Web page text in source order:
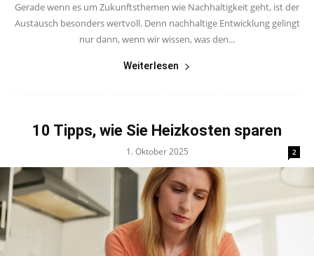
Gerade wenn es um Zukunftsthemen wie Nachhaltigkeit geht, ist der
Austausch besonders wertvoll. Denn nachhaltige Entwicklung gelingt
nur dann, wenn wir wissen, was den...
Weiterlesen
10 Tipps, wie Sie Heizkosten sparen
1. Oktober 2025 2